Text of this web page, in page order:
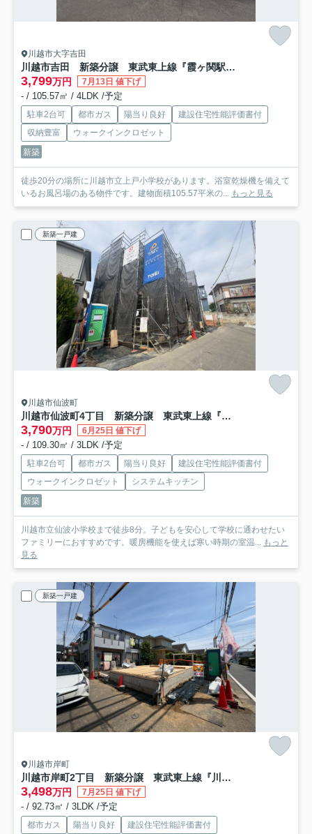
川越市大字吉田
川越市吉田 新築分譲 東武東上線『霞ヶ関駅』徒歩12分 【上戸小学区】
3,799万円 7月13日 値下げ
- / 105.57㎡ / 4LDK /予定
駐車2台可 都市ガス 陽当り良好
建設住宅性能評価書付
収納豊富
ウォークインクロゼット
新築
徒歩20分の場所に川越市立上戸小学校があります。浴室乾燥機を備えて
いるお風呂場のある物件です。建物面積105.57平米の... もっと見る
新築一戸建
川越市仙波町
川越市仙波町4丁目 新築分譲 東武東上線『川越駅』徒歩15分 【仙波小学区】
3,790万円 6月25日 値下げ
- / 109.30㎡ / 3LDK /予定
駐車2台可 都市ガス 陽当り良好
建設住宅性能評価書付
ウォークインクロゼット
システムキッチン
新築
川越市立仙波小学校まで徒歩8分。子どもを安心して学校に通わせたい
ファミリーにおすすめです。暖房機能を使えば寒い時期の室温... もっと
見る
新築一戸建
川越市岸町
川越市岸町2丁目 新築分譲 東武東上線『川越駅』徒歩18分 【仙波小学区】
3,498万円 7月25日 値下げ
- / 92.73㎡ / 3LDK /予定
都市ガス 陽当り良好 建設住宅性能評価書付